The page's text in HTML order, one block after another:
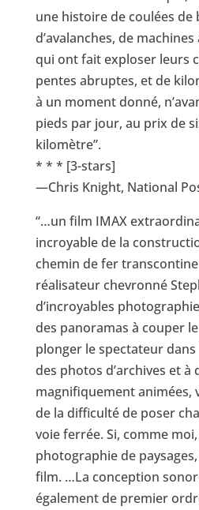
une histoire de coulées de
d’avalanches, de
qui ont fait exploser leurs
pentes abruptes, et de
à un moment donné,
pieds par jour, au prix de
kilomètre”.
* * * [3-stars]
—Chris Knight, National
“…un film IMAX
incroyable de la
chemin de fer
réalisateur chevronné
d’incroyables
des panoramas à couper
plonger le spectateur dans
des photos d’archives et à
magnifiquement animées,
de la difficulté de poser
voie ferrée. Si, comme
photographie de
film. …La conception
également de premier